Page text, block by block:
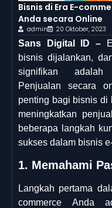
Bisnis di Era E-
Anda secara Online
admin 20 Oktober, 2023
Sans Digital ID –
bisnis dijalankan,
signifikan adalah
Penjualan secara
penting bagi bisnis di
meningkatkan
beberapa langkah
sukses dalam bisnis
1. Memahami
Langkah pertama
commerce Anda